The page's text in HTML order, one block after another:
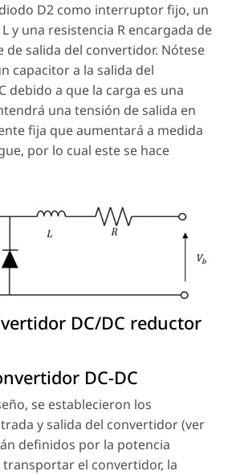
D2 como interruptor fijo, un
y una resistencia R encargada de
salida del convertidor. Nótese
capacitor a la salida del
debido a que la carga es una
una tensión de salida en
fija que aumentará a medida
por lo cual este se hace
DC/DC reductor
DC-DC
se establecieron los
y salida del convertidor (ver
definidos por la potencia
el convertidor, la